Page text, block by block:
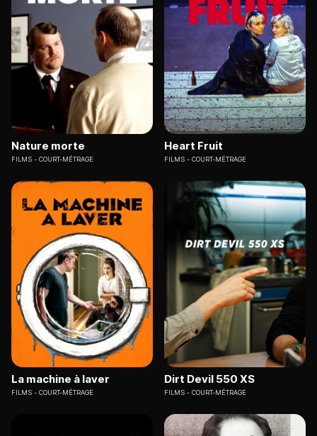
Nature morte
FILMS COURT-MÉTRAGE
Heart Fruit
FILMS COURT-MÉTRAGE
La machine à laver
FILMS COURT-MÉTRAGE
Dirt Devil 550 XS
FILMS COURT-MÉTRAGE